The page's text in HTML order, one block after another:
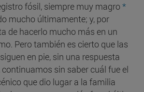
fósil, siempre muy magro *
mucho últimamente; y, por
de hacerlo mucho más en un
Pero también es cierto que las
en pie, sin una respuesta
sin saber cuál fue el
que dio lugar a la familia